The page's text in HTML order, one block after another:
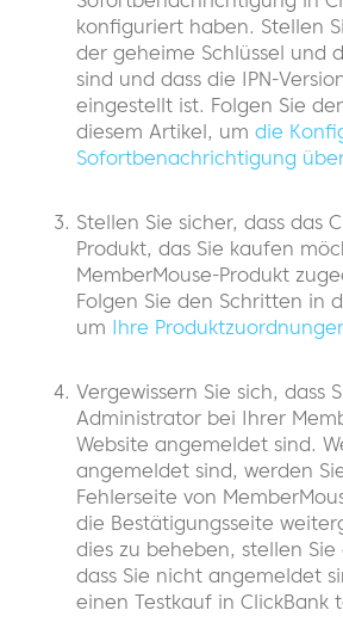
konfiguriert haben. Stellen
der geheime Schlüssel und
sind und dass die IPN-
eingestellt ist. Folgen Sie
diesem Artikel, um die
Sofortbenachrichtigung
Stellen Sie sicher, dass das
Produkt, das Sie kaufen
MemberMouse-Produkt
Folgen Sie den Schritten in
um Ihre
Vergewissern Sie sich, dass
Administrator bei Ihrer
Website angemeldet sind.
angemeldet sind, werden
Fehlerseite von
die Bestätigungsseite
dies zu beheben, stellen Sie
dass Sie nicht angemeldet
einen Testkauf in ClickBank